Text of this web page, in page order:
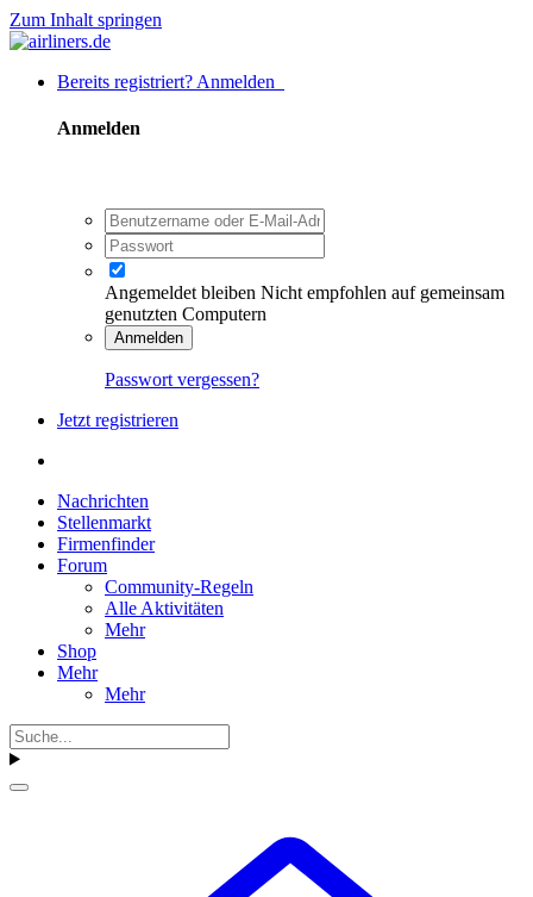
Zum Inhalt springen
Bereits registriert? Anmelden
Anmelden
Angemeldet bleiben Nicht empfohlen auf gemeinsam
genutzten Computern
Anmelden
Passwort vergessen?
Jetzt registrieren
Nachrichten
Stellenmarkt
Firmenfinder
Forum
Community-Regeln
Alle Aktivitäten
Mehr
Shop
Mehr
Mehr